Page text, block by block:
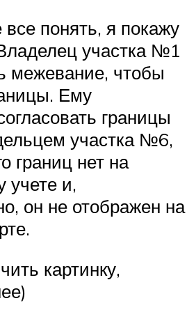
понять, я покажу
участка №1
межевание, чтобы
Ему
границы
участка №6,
границ нет на
учете и,
он не отображен на
картинку,